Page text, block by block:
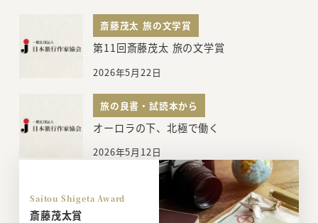
斎藤茂太 旅の文学賞
第11回斎藤茂太 旅の文学賞
2026年5月22日
旅の良書・試読本から
オーロラの下、北極で働く
2026年5月12日
Saitou Shigeta Award
斎藤茂太賞